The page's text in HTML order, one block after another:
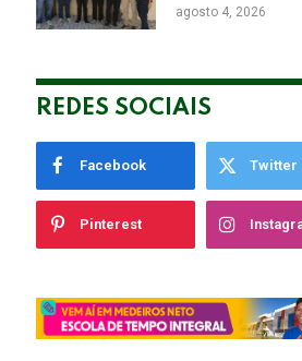
de Eunápolis
Oliveira nas
agosto 4, 2026
REDES SOCIAIS
Facebook Twitter
Pinterest